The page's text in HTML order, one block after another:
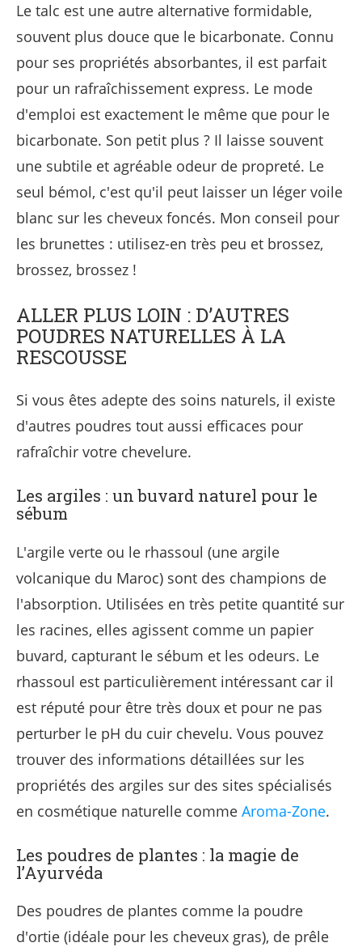
Le talc est une autre alternative formidable,
souvent plus douce que le bicarbonate. Connu
pour ses propriétés absorbantes, il est parfait
pour un rafraîchissement express. Le mode
d'emploi est exactement le même que pour le
bicarbonate. Son petit plus ? Il laisse souvent
une subtile et agréable odeur de propreté. Le
seul bémol, c'est qu'il peut laisser un léger voile
blanc sur les cheveux foncés. Mon conseil pour
les brunettes : utilisez-en très peu et brossez,
brossez, brossez !
ALLER PLUS LOIN : D’AUTRES
POUDRES NATURELLES À LA
RESCOUSSE
Si vous êtes adepte des soins naturels, il existe
d'autres poudres tout aussi efficaces pour
rafraîchir votre chevelure.
Les argiles : un buvard naturel pour le
sébum
L'argile verte ou le rhassoul (une argile
volcanique du Maroc) sont des champions de
l'absorption. Utilisées en très petite quantité sur
les racines, elles agissent comme un papier
buvard, capturant le sébum et les odeurs. Le
rhassoul est particulièrement intéressant car il
est réputé pour être très doux et pour ne pas
perturber le pH du cuir chevelu. Vous pouvez
trouver des informations détaillées sur les
propriétés des argiles sur des sites spécialisés
en cosmétique naturelle comme Aroma-Zone.
Les poudres de plantes : la magie de
l’Ayurvéda
Des poudres de plantes comme la poudre
d'ortie (idéale pour les cheveux gras), de prêle